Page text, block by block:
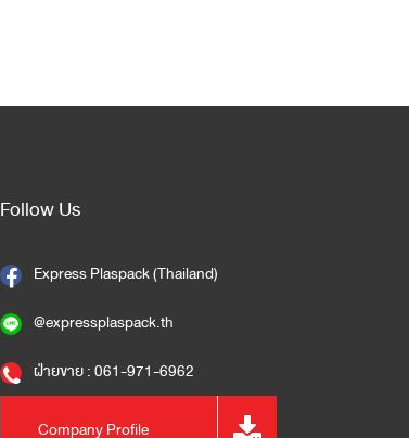
Follow Us
Express Plaspack (Thailand)
@expressplaspack.th
ฝ่ายขาย : 061-971-6962
Company Profile